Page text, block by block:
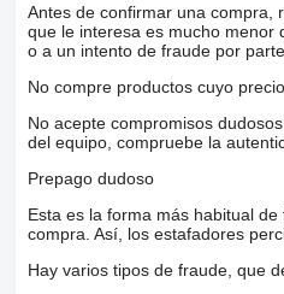
Antes de confirmar una compra,
que le interesa es mucho menor
o a un intento de fraude por
No compre productos cuyo
No acepte compromisos
del equipo, compruebe la
Prepago dudoso
Esta es la forma más habitual
compra. Así, los estafadores
Hay varios tipos de fraude, que